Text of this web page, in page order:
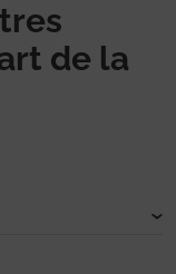
de la